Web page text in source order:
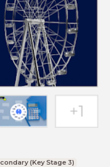
(Key Stage 3)